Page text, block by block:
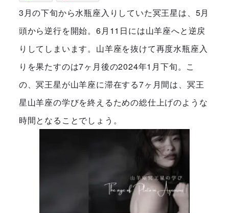
3月の下旬から水瓶座入りしていた冥王星は、5月
頭から逆行を開始。6月11日には山羊座へと逆戻
りしてしまいます。山羊座を抜けて再度水瓶座入
りを果たすのは7ヶ月後の2024年1月下旬。こ
の、冥王星が山羊座に滞在する7ヶ月間は、冥王
星山羊座の学びを終えるための総仕上げのような
時間となることでしょう。